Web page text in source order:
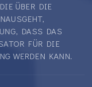
ÜBER DIE
DASS DAS
FÜR DIE
WERDEN KANN.